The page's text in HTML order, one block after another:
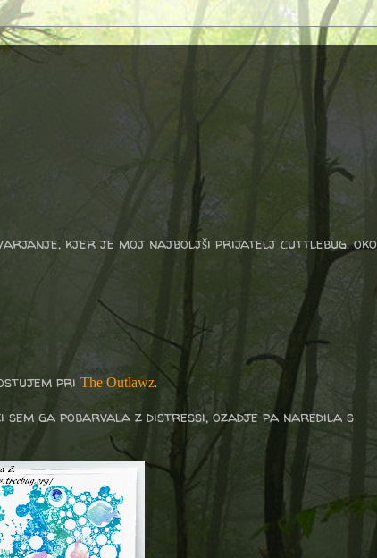
kjer je moj najboljši prijatelj cuttlebug.
pri The Outlawz.
sem ga pobarvala z distressi, ozadje pa naredila s